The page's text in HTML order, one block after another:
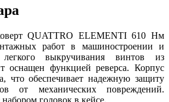
QUATTRO ELEMENTI 610 Нм
работ в машиностроении и
легкого выкручивания винтов из
оснащен функцией реверса. Корпус
что обеспечивает надежную защиту
от механических повреждений.
головок в кейсе.